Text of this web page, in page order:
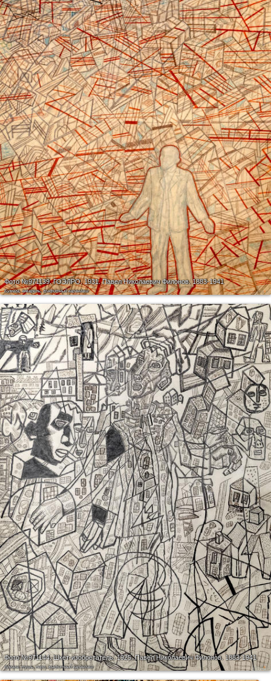
Фото №971139.ГОЭЛРО. 1931. Павел Николаевич Филонов. 1883-1941
Бумага, акварель, графитный карандаш
Фото №971144.Шкет-изобретатель. 1925. Павел Николаевич Филонов. 1883-1941
бумага, тушь, перо, графитный карандаш